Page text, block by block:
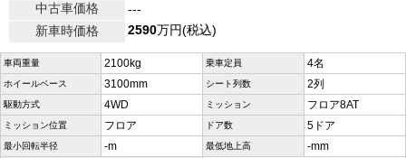
中古車価格
---
新車時価格
2590万円(税込)
車両重量 2100kg 乗車定員 4名
ホイールベース 3100mm シート列数 2列
駆動方式 4WD ミッション フロア8AT
ミッション位置 フロア ドア数 5ドア
最小回転半径 -m 最低地上高 -mm